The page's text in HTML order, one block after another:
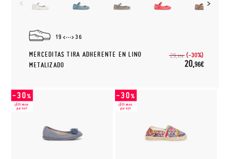
19 36
MERCEDITAS TIRA ADHERENTE EN LINO
METALIZADO
29,95€ (-30%)
20,96€